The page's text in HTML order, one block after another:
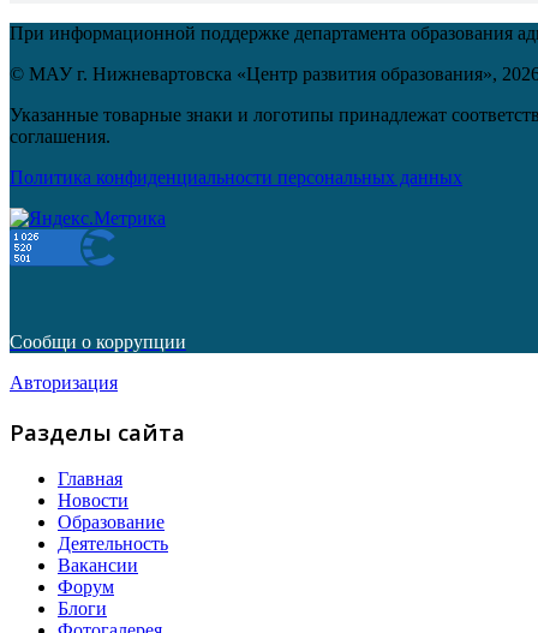
При информационной поддержке департамента образования
© МАУ г. Нижневартовска «Центр развития образования»,
Указанные товарные знаки и логотипы принадлежат
соглашения.
Политика конфиденциальности персональных данных
Сообщи о коррупции
Авторизация
Разделы сайта
Главная
Новости
Образование
Деятельность
Вакансии
Форум
Блоги